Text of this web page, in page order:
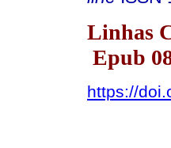
Linhas
Epub
https://